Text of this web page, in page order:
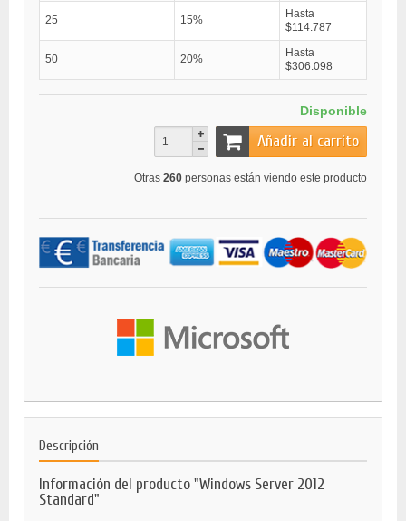
25 15%
Hasta
$114.787
50 20%
Hasta
$306.098
Disponible
Añadir al carrito
Otras 260 personas están viendo este producto
Descripción
Información del producto "Windows Server 2012
Standard"